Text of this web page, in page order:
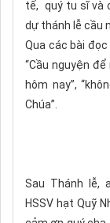
tế, quý tu sĩ và
dự thánh lễ cầu
Qua các bài
“Cầu nguyện
hôm nay”,
Chúa”.
Sau Thánh lễ,
HSSV hạt Quỹ